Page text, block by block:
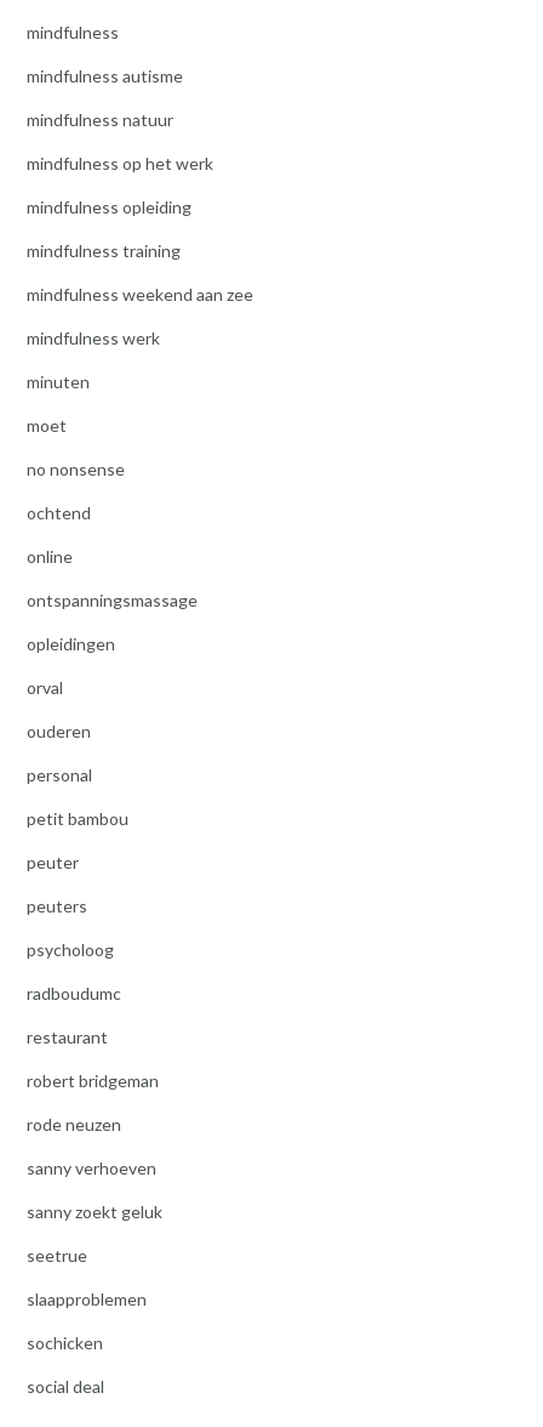
mindfulness
mindfulness autisme
mindfulness natuur
mindfulness op het werk
mindfulness opleiding
mindfulness training
mindfulness weekend aan zee
mindfulness werk
minuten
moet
no nonsense
ochtend
online
ontspanningsmassage
opleidingen
orval
ouderen
personal
petit bambou
peuter
peuters
psycholoog
radboudumc
restaurant
robert bridgeman
rode neuzen
sanny verhoeven
sanny zoekt geluk
seetrue
slaapproblemen
sochicken
social deal